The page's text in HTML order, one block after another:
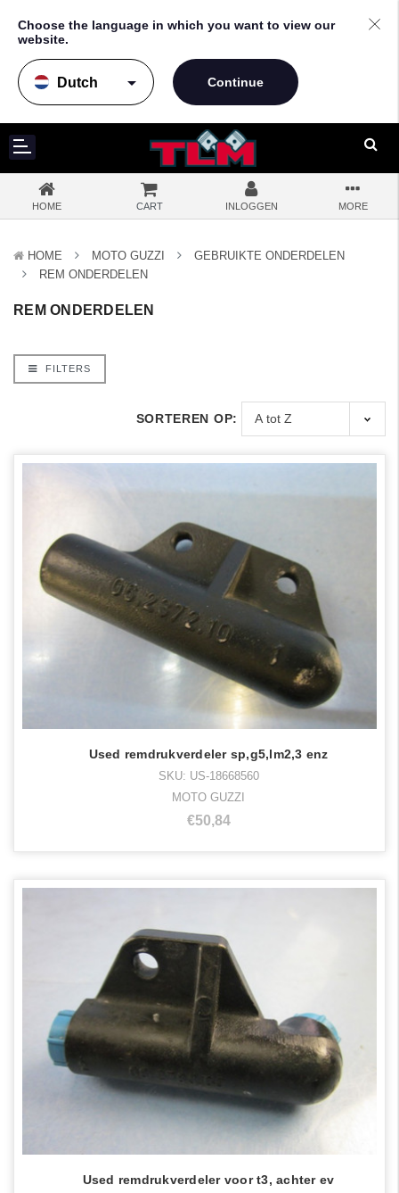
Choose the language in which you want to view our
website.
arrow_drop_down
HOME CART INLOGGEN MORE
HOME MOTO GUZZI
GEBRUIKTE ONDERDELEN
REM ONDERDELEN
REM ONDERDELEN
FILTERS
SORTEREN OP:
Used remdrukverdeler sp,g5,lm2,3 enz
SKU: US-18668560
MOTO GUZZI
€50,84
Used remdrukverdeler voor t3, achter ev